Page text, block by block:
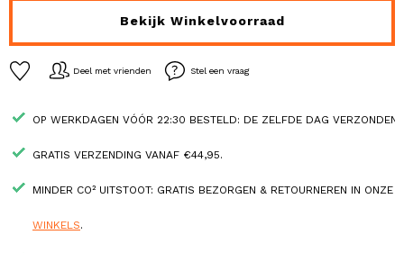
Bekijk Winkelvoorraad
Deel met vrienden Stel een vraag
OP WERKDAGEN VÓÓR 22:30 BESTELD: DE ZELFDE DAG VERZONDEN.
GRATIS VERZENDING VANAF €44,95.
MINDER CO² UITSTOOT: GRATIS BEZORGEN & RETOURNEREN IN ONZE
WINKELS.